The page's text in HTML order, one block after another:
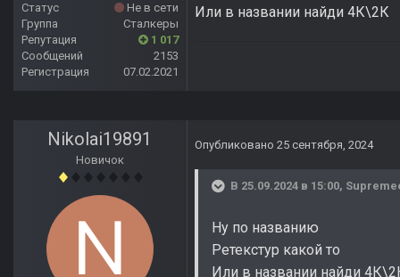
Статус
Не в сети
Группа
Сталкеры
Репутация
1 017
Сообщений
2153
Регистрация
07.02.2021
Или в названии найди 4К\2К
Nikolai19891
Новичок
Опубликовано 25 сентября, 2024
В 25.09.2024 в 15:00,
Ну по названию
Ретекстур какой то
Или в названии найди